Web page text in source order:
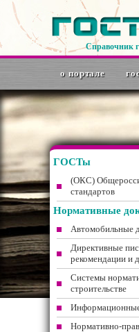
Справочник
о портале
ГОСТы
(ОКС)
стандартов
Нормативные
Автомобильные
Директивные
рекомендации и
Системы
строительстве
Нормативно-